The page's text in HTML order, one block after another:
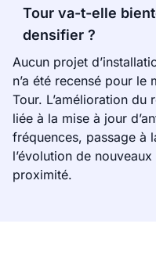
Tour va-t-elle
densifier ?
Aucun projet
n’a été recensé pour
Tour. L’amélioration du
liée à la mise à jour
fréquences, passage à
l’évolution de
proximité.